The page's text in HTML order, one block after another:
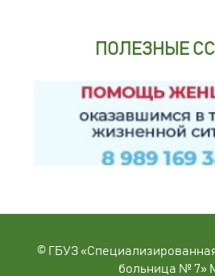
ПОЛЕЗНЫЕ
© ГБУЗ
больница № 7»